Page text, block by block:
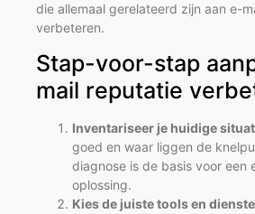
die allemaal gerelateerd zijn aan e-
verbeteren.
Stap-voor-stap
mail reputatie
Inventariseer je huidige
goed en waar liggen de
diagnose is de basis voor een
oplossing.
Kies de juiste tools en